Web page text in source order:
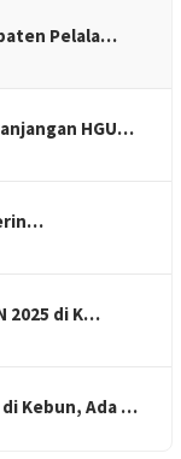
Pelala…
HGU…
2025 di K…
Kebun, Ada …